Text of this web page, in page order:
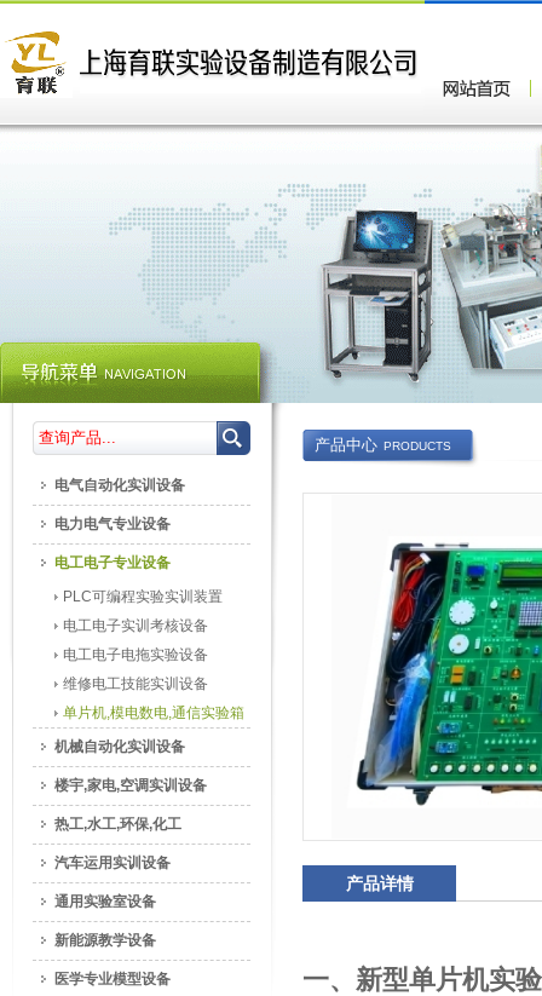
产品中心 PRODUCTS
产品详情
一、新型单片机实
电气自动化实训设备
电力电气专业设备
电工电子专业设备
PLC可编程实验实训装置
电工电子实训考核设备
电工电子电拖实验设备
维修电工技能实训设备
单片机,模电数电,通信实验箱
机械自动化实训设备
楼宇,家电,空调实训设备
热工,水工,环保,化工
汽车运用实训设备
通用实验室设备
新能源教学设备
医学专业模型设备